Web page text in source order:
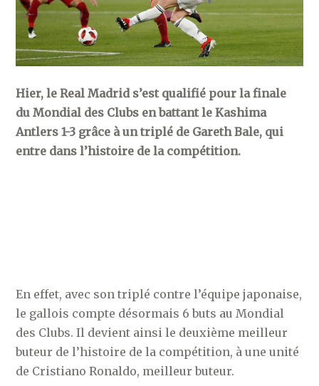
Hier, le Real Madrid s’est qualifié pour la finale
du Mondial des Clubs en battant le Kashima
Antlers 1-3 grâce à un triplé de Gareth Bale, qui
entre dans l’histoire de la compétition.
En effet, avec son triplé contre l’équipe japonaise,
le gallois compte désormais 6 buts au Mondial
des Clubs. Il devient ainsi le deuxième meilleur
buteur de l’histoire de la compétition, à une unité
de Cristiano Ronaldo, meilleur buteur.